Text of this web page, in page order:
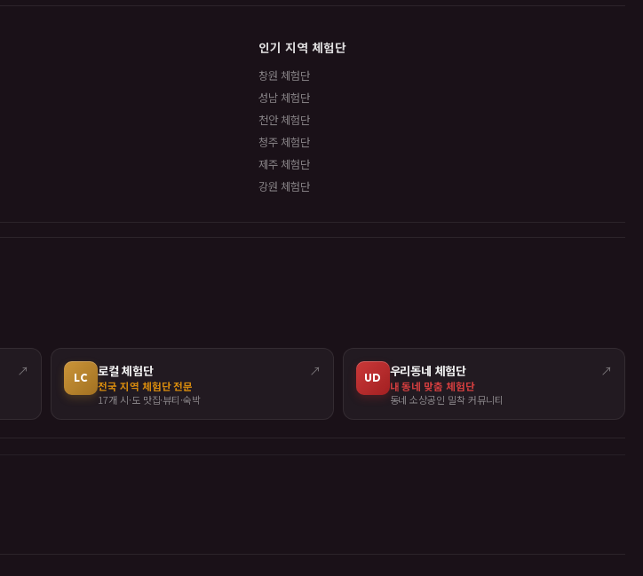
인기 지역 체험단
창원 체험단
성남 체험단
천안 체험단
청주 체험단
제주 체험단
강원 체험단
↗ LC 로컬 체험단 ↗
전국 지역 체험단 전문
17개 시·도 맛집·뷰티·숙박
UD 우리동네 체험단 ↗
내 동네 맞춤 체험단
동네 소상공인 밀착 커뮤니티